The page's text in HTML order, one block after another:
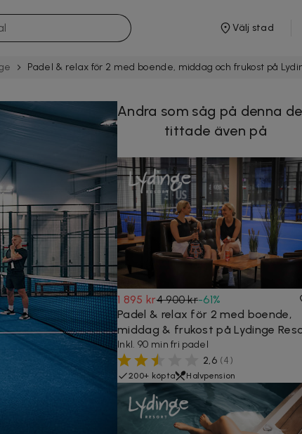
Välj stad
Padel & relax för 2 med boende, middag och frukost på
Andra som såg på denna
tittade även på
1 895 kr4 900 kr-61%
Padel & relax för 2 med boende,
middag & frukost på Lydinge
Inkl. 90 min fri padel
2,6 (4)
200+ köpta Halvpension